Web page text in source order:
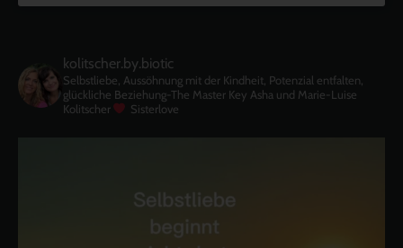
kolitscher.by.biotic
Selbstliebe, Aussöhnung mit der Kindheit, Potenzial entfalten,
glückliche Beziehung-The Master Key Asha und Marie-Luise
Kolitscher
Sisterlove